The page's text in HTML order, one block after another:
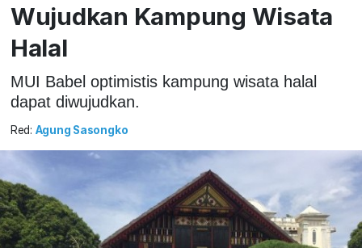
Wujudkan Kampung Wisata
Halal
MUI Babel optimistis kampung wisata halal
dapat diwujudkan.
Red: Agung Sasongko